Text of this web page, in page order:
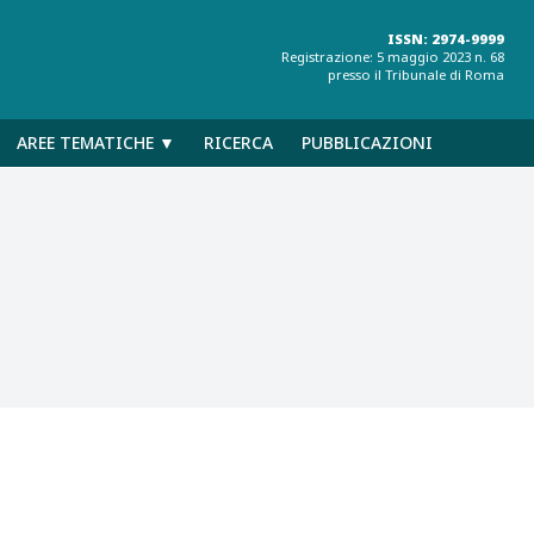
ISSN: 2974-9999
Registrazione: 5 maggio 2023 n. 68
presso il Tribunale di Roma
AREE TEMATICHE ▼ RICERCA PUBBLICAZIONI